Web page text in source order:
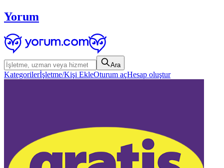
Yorum
Ara
Kategorilerİşletme/Kişi EkleOturum açHesap oluştur